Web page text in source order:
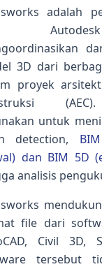
adalah
3D dari
proyek
untuk
detection,
dan BIM 5D
analisis
file dari
Civil 3D,
tersebut